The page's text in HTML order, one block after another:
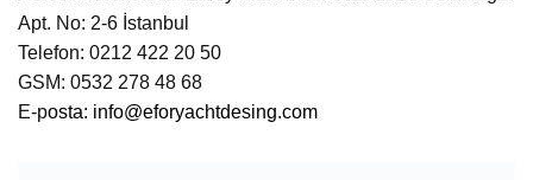
Apt. No: 2-6 İstanbul
Telefon: 0212 422 20 50
GSM: 0532 278 48 68
E-posta: info@eforyachtdesing.com